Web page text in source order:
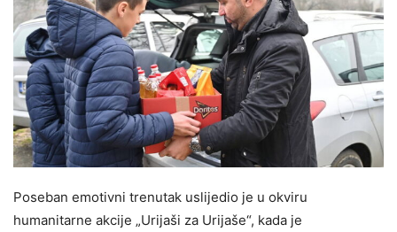
Poseban emotivni trenutak uslijedio je u okviru
humanitarne akcije „Urijaši za Urijaše“, kada je